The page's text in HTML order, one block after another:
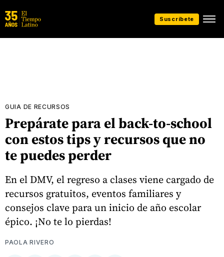
Suscríbete
GUIA DE RECURSOS
Prepárate para el back-to-school
con estos tips y recursos que no
te puedes perder
En el DMV, el regreso a clases viene cargado de
recursos gratuitos, eventos familiares y
consejos clave para un inicio de año escolar
épico. ¡No te lo pierdas!
PAOLA RIVERO